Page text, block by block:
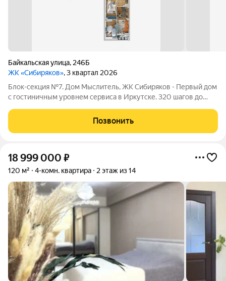
Байкальская улица, 246Б
ЖК «Сибиряков», 3 квартал 2026
Блок-секция №7. Дом Мыслитель, ЖК Сибиряков - Первый дом
с гостиничным уровнем сервиса в Иркутске. 320 шагов до
"Ангара" Планировки площадью от 40 до 156 м2 Самые
большие парадные 307 м2 с живой
Позвонить
18 999 000 ₽
120 м² 4-комн. квартира 2 этаж из 14